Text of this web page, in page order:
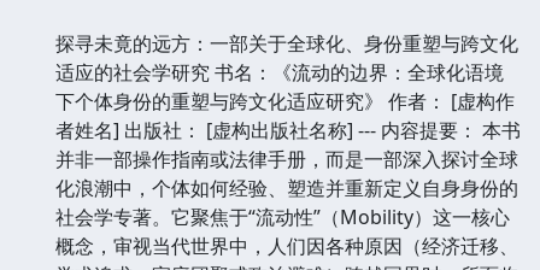
探寻未竟的远方：一部关于全球化、身份重塑与跨文化
适应的社会学研究 书名：《流动的边界：全球化语境
下个体身份的重塑与跨文化适应研究》 作者： [虚构作
者姓名] 出版社： [虚构出版社名称] --- 内容提要： 本书
并非一部操作指南或法律手册，而是一部深入探讨全球
化浪潮中，个体如何经验、塑造并重新定义自身身份的
社会学专著。它聚焦于“流动性”（Mobility）这一核心
概念，审视当代世界中，人们因各种原因（经济迁移、